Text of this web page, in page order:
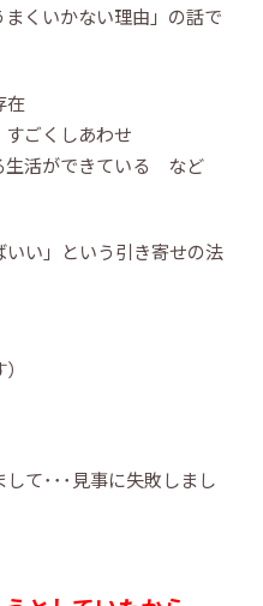
くいかない理由」の話で
在
ごくしあわせ
生活ができている など
いい」という引き寄せの法
て･･･見事に失敗しまし